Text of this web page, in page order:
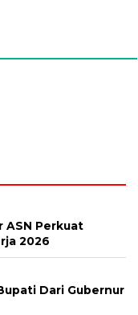
ASN Perkuat
2026
Dari Gubernur